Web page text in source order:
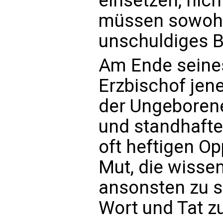
müssen
unschuldiges
Am Ende
Erzbischof
der
und
oft heftigen
Mut, die
ansonsten zu
Wort und Tat